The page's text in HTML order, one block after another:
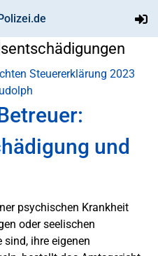
Steuererklärung 2023
und
psychischen Krankheit
oder seelischen
ihre eigenen